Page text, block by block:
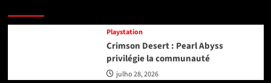
Playstation
Crimson Desert : Pearl Abyss
privilégie la communauté
julho 28, 2026